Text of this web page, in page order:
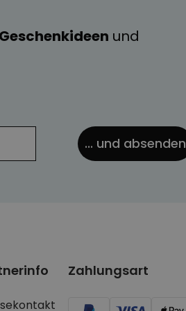
und
... und absenden
Zahlungsart